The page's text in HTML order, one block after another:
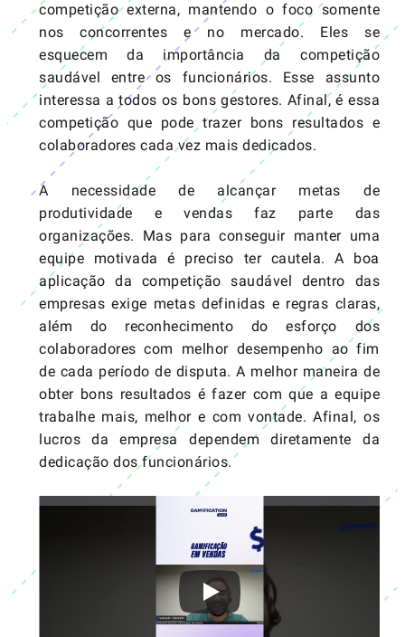
competição externa, mantendo o foco somente
nos concorrentes e no mercado. Eles se
esquecem da importância da competição
saudável entre os funcionários. Esse assunto
interessa a todos os bons gestores. Afinal, é essa
competição que pode trazer bons resultados e
colaboradores cada vez mais dedicados.
A necessidade de alcançar metas de
produtividade e vendas faz parte das
organizações. Mas para conseguir manter uma
equipe motivada é preciso ter cautela. A boa
aplicação da competição saudável dentro das
empresas exige metas definidas e regras claras,
além do reconhecimento do esforço dos
colaboradores com melhor desempenho ao fim
de cada período de disputa. A melhor maneira de
obter bons resultados é fazer com que a equipe
trabalhe mais, melhor e com vontade. Afinal, os
lucros da empresa dependem diretamente da
dedicação dos funcionários.